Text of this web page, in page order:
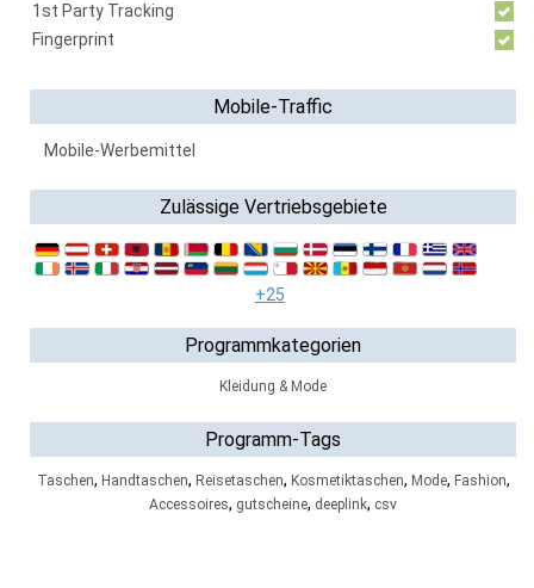
1st Party Tracking
Fingerprint
Mobile-Traffic
Mobile-Werbemittel
Zulässige Vertriebsgebiete
+25
Programmkategorien
Kleidung & Mode
Programm-Tags
Taschen, Handtaschen, Reisetaschen, Kosmetiktaschen, Mode, Fashion,
Accessoires, gutscheine, deeplink, csv